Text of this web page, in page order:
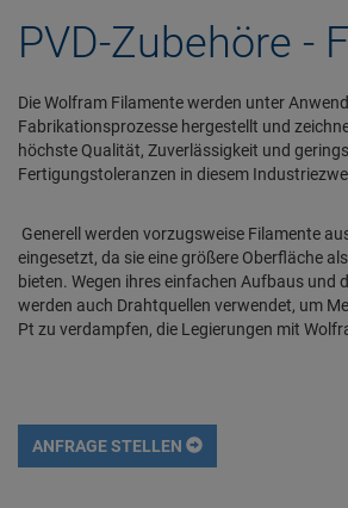
PVD-Zubehöre -
Die Wolfram Filamente werden unter
Fabrikationsprozesse hergestellt und
höchste Qualität, Zuverlässigkeit und
Fertigungstoleranzen in diesem
Generell werden vorzugsweise Filamente
eingesetzt, da sie eine größere Oberfläche
bieten. Wegen ihres einfachen Aufbaus und
werden auch Drahtquellen verwendet, um
Pt zu verdampfen, die Legierungen mit
ANFRAGE STELLEN